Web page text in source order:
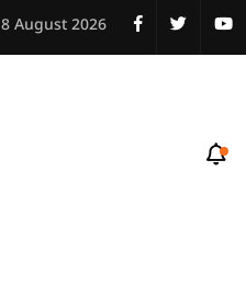
8 August 2026